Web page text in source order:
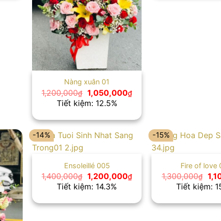
Nàng xuân 01
1,200,000₫ Giá
gốc
là:
1,050,000₫Giá
là:
1,050,000₫.
Tiết kiệm: 12.5%
-14%
Ensoleillé 005
1,400,000₫ Giá
gốc
là:
1,200,000₫Giá
là:
1,200,000₫.
Tiết kiệm: 14.3%
-15%
Fire of love
1,300,000₫
Giá
gốc
là:
Tiết kiệm: